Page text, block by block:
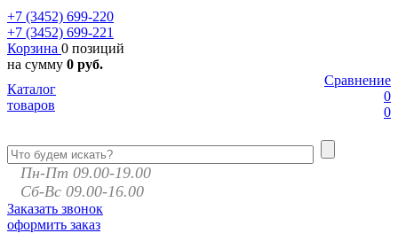
+7 (3452) 699-220
+7 (3452) 699-221
Корзина 0 позиций
на сумму 0 руб.
Сравнение
0
0
Каталог
товаров
Пн-Пт 09.00-19.00
Сб-Вс 09.00-16.00
Заказать звонок
оформить заказ